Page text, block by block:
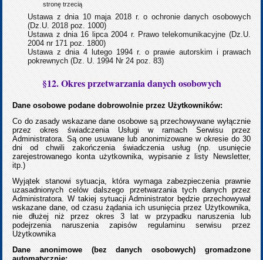
stronę trzecią
Ustawa z dnia 10 maja 2018 r. o ochronie danych osobowych
(Dz.U. 2018 poz. 1000)
Ustawa z dnia 16 lipca 2004 r. Prawo telekomunikacyjne (Dz.U.
2004 nr 171 poz. 1800)
Ustawa z dnia 4 lutego 1994 r. o prawie autorskim i prawach
pokrewnych (Dz. U. 1994 Nr 24 poz. 83)
§12. Okres przetwarzania danych osobowych
Dane osobowe podane dobrowolnie przez Użytkowników:
Co do zasady wskazane dane osobowe są przechowywane wyłącznie
przez okres świadczenia Usługi w ramach Serwisu przez
Administratora. Są one usuwane lub anonimizowane w okresie do 30
dni od chwili zakończenia świadczenia usług (np. usunięcie
zarejestrowanego konta użytkownika, wypisanie z listy Newsletter,
itp.)
Wyjątek stanowi sytuacja, która wymaga zabezpieczenia prawnie
uzasadnionych celów dalszego przetwarzania tych danych przez
Administratora. W takiej sytuacji Administrator będzie przechowywał
wskazane dane, od czasu żądania ich usunięcia przez Użytkownika,
nie dłużej niż przez okres 3 lat w przypadku naruszenia lub
podejrzenia naruszenia zapisów regulaminu serwisu przez
Użytkownika
Dane anonimowe (bez danych osobowych) gromadzone